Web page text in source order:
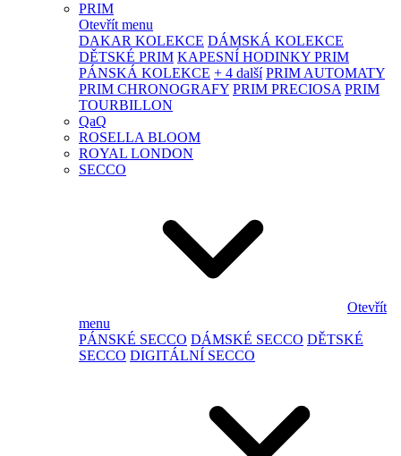
PRIM
Otevřít menu
DAKAR KOLEKCE DÁMSKÁ KOLEKCE
DĚTSKÉ PRIM KAPESNÍ HODINKY PRIM
PÁNSKÁ KOLEKCE + 4 další PRIM AUTOMATY
PRIM CHRONOGRAFY PRIM PRECIOSA PRIM
TOURBILLON
QaQ
ROSELLA BLOOM
ROYAL LONDON
SECCO
Otevřít
menu
PÁNSKÉ SECCO DÁMSKÉ SECCO DĚTSKÉ
SECCO DIGITÁLNÍ SECCO